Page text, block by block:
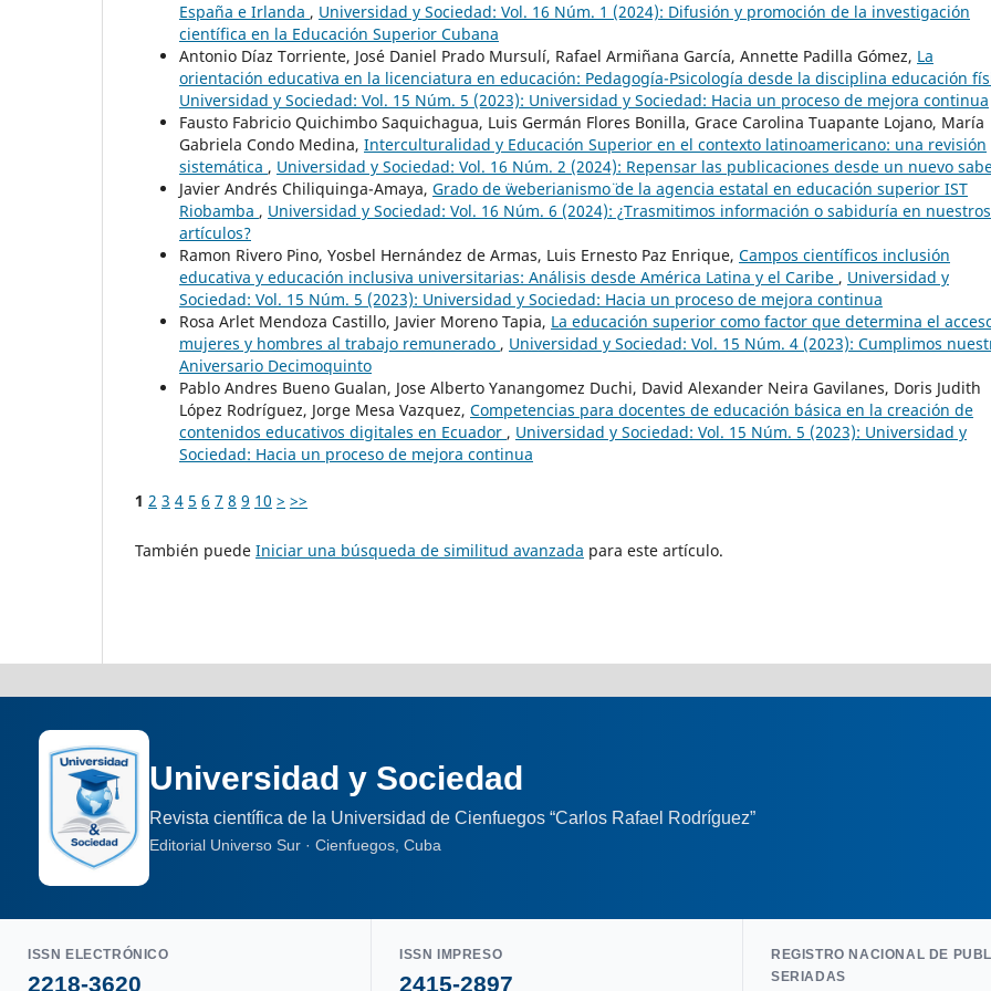
España e Irlanda , Universidad y Sociedad: Vol. 16 Núm. 1 (2024): Difusión y promoción de la investigación
científica en la Educación Superior Cubana
Antonio Díaz Torriente, José Daniel Prado Mursulí, Rafael Armiñana García, Annette Padilla Gómez, La
orientación educativa en la licenciatura en educación: Pedagogía-Psicología desde la disciplina educación
Universidad y Sociedad: Vol. 15 Núm. 5 (2023): Universidad y Sociedad: Hacia un proceso de mejora continua
Fausto Fabricio Quichimbo Saquichagua, Luis Germán Flores Bonilla, Grace Carolina Tuapante Lojano, María
Gabriela Condo Medina, Interculturalidad y Educación Superior en el contexto latinoamericano: una revisión
sistemática , Universidad y Sociedad: Vol. 16 Núm. 2 (2024): Repensar las publicaciones desde un nuevo
Javier Andrés Chiliquinga-Amaya, Grado de ¨weberianismo¨ de la agencia estatal en educación superior IST
Riobamba , Universidad y Sociedad: Vol. 16 Núm. 6 (2024): ¿Trasmitimos información o sabiduría en nuestros
artículos?
Ramon Rivero Pino, Yosbel Hernández de Armas, Luis Ernesto Paz Enrique, Campos científicos inclusión
educativa y educación inclusiva universitarias: Análisis desde América Latina y el Caribe , Universidad y
Sociedad: Vol. 15 Núm. 5 (2023): Universidad y Sociedad: Hacia un proceso de mejora continua
Rosa Arlet Mendoza Castillo, Javier Moreno Tapia, La educación superior como factor que determina el
mujeres y hombres al trabajo remunerado , Universidad y Sociedad: Vol. 15 Núm. 4 (2023): Cumplimos
Aniversario Decimoquinto
Pablo Andres Bueno Gualan, Jose Alberto Yanangomez Duchi, David Alexander Neira Gavilanes, Doris Judith
López Rodríguez, Jorge Mesa Vazquez, Competencias para docentes de educación básica en la creación de
contenidos educativos digitales en Ecuador , Universidad y Sociedad: Vol. 15 Núm. 5 (2023): Universidad y
Sociedad: Hacia un proceso de mejora continua
1 2 3 4 5 6 7 8 9 10 > >>
También puede Iniciar una búsqueda de similitud avanzada para este artículo.
Universidad y Sociedad
Revista científica de la Universidad de Cienfuegos “Carlos Rafael Rodríguez”
Editorial Universo Sur · Cienfuegos, Cuba
ISSN ELECTRÓNICO
2218-3620
ISSN IMPRESO
2415-2897
REGISTRO NACIONAL DE
SERIADAS